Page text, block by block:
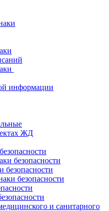
информации
ЖД
безопасности
безопасности
безопасности
и санитарного